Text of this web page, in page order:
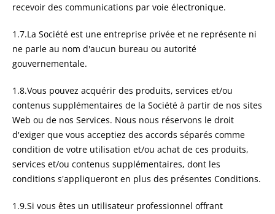
recevoir des communications par voie électronique.
1.7.La Société est une entreprise privée et ne représente ni
ne parle au nom d'aucun bureau ou autorité
gouvernementale.
1.8.Vous pouvez acquérir des produits, services et/ou
contenus supplémentaires de la Société à partir de nos sites
Web ou de nos Services. Nous nous réservons le droit
d'exiger que vous acceptiez des accords séparés comme
condition de votre utilisation et/ou achat de ces produits,
services et/ou contenus supplémentaires, dont les
conditions s'appliqueront en plus des présentes Conditions.
1.9.Si vous êtes un utilisateur professionnel offrant